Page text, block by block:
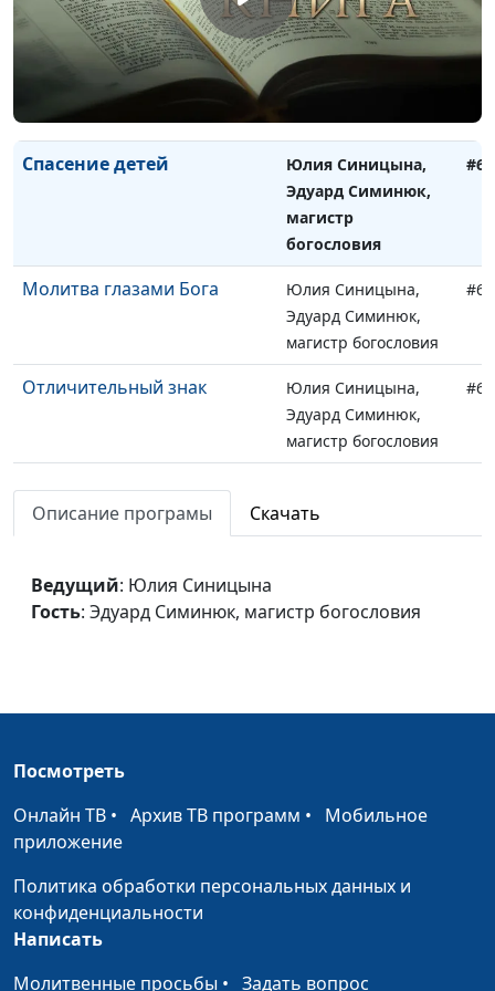
магистр богословия
Падение гигантов
Юлия Синицына,
Эдуард Симинюк,
магистр богословия
Спасение детей
Юлия Синицына,
Эдуард Симинюк,
магистр
богословия
Молитва глазами Бога
Юлия Синицына,
Эдуард Симинюк,
магистр богословия
Отличительный знак
Юлия Синицына,
Эдуард Симинюк,
магистр богословия
Два костра
Эдуард Симинюк,
магистр богословия
Наша ценность
Эдуард Симинюк,
Эдуард Симинюк,
Защита от сил тьмы
Эдуард Симинюк,
Стойкость святых
Юлия Синицына,
Вера и исцеление в Юлия Синицына,
Описание програмы Скачать
Ведущий: Юлия Синицына
Гость: Эдуард Симинюк, магистр богословия
Посмотреть
Онлайн ТВ • Архив ТВ программ • Мобильное
приложение
Политика обработки персональных данных и
конфиденциальности
Написать
Молитвенные просьбы • Задать вопрос